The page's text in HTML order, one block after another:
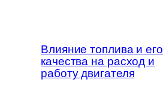
Влияние топлива и его
качества на расход и
работу двигателя